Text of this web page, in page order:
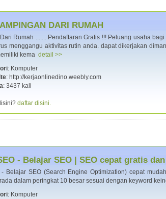
DARI RUMAH
Rumah ....... Pendaftaran Gratis !!! Peluang usaha
menggangu aktivitas rutin anda. dapat dikerjakan
kema detail >>
: Komputer
: http://kerjaonlinedino.weebly.com
: 3437 kali
daftar disini.
- Belajar SEO | SEO cepat gratis
- Belajar SEO (Search Engine Optimization) cepat
dalam peringkat 10 besar sesuai dengan keyword
: Komputer